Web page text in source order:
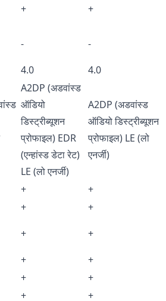
+
+
-
-
4.0 4.0
A2DP (अडवांस्ड
ऑडियो
डिस्ट्रीब्यूशन
प्रोफाइल) EDR
(एन्हांस्ड डेटा रेट)
LE (लो एनर्जी)
A2DP (अडवांस्ड
ऑडियो डिस्ट्रीब्यूशन
प्रोफाइल) LE (लो
एनर्जी)
+
+
+
+
+
+
+
+
+
+
+ +